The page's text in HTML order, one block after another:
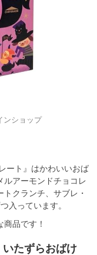
ンショップ
ート』はかわいいおば
ルアーモンドチョコレ
クランチ、サブレ・
入っています。
品です！
たずらおばけ